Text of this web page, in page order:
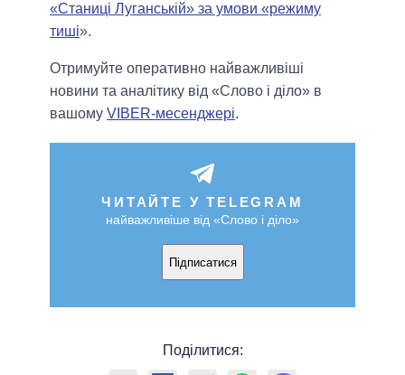
«Станиці Луганській» за умови «режиму
тиші».
Отримуйте оперативно найважливіші
новини та аналітику від «Слово і діло» в
вашому VIBER-месенджері.
ЧИТАЙТЕ У TELEGRAM
найважливіше від «Слово і діло»
Підписатися
Поділитися: